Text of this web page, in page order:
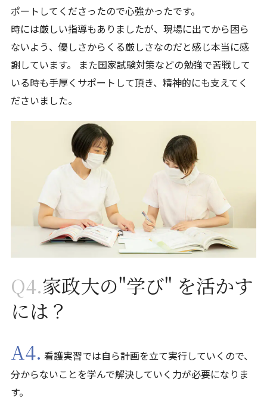
ポートしてくださったので心強かったです。
時には厳しい指導もありましたが、現場に出てから困ら
ないよう、優しさからくる厳しさなのだと感じ本当に感
謝しています。 また国家試験対策などの勉強で苦戦して
いる時も手厚くサポートして頂き、精神的にも支えてく
ださいました。
Q4.家政大の"学び" を活かす
には？
A4. 看護実習では自ら計画を立て実行していくので、
分からないことを学んで解決していく力が必要になりま
す。